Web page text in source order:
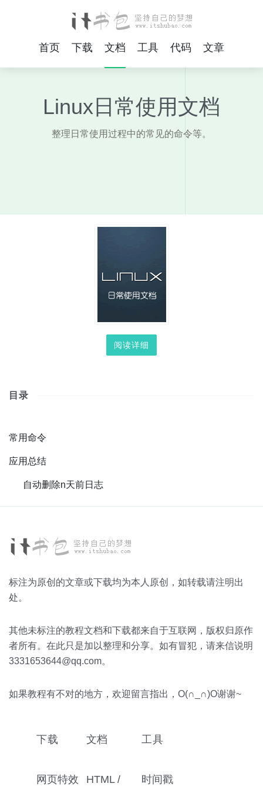
首页 下载 文档 工具 代码 文章
Linux日常使用文档
整理日常使用过程中的常见的命令等。
阅读详细
目录
常用命令
应用总结
自动删除n天前日志
标注为原创的文章或下载均为本人原创，如转载请注明出
处。
其他未标注的教程文档和下载都来自于互联网，版权归原作
者所有。在此只是加以整理和分享。如有冒犯，请来信说明
3331653644@qq.com。
如果教程有不对的地方，欢迎留言指出，O(∩_∩)O谢谢~
下载
网页特效
文档
HTML /
工具
时间戳